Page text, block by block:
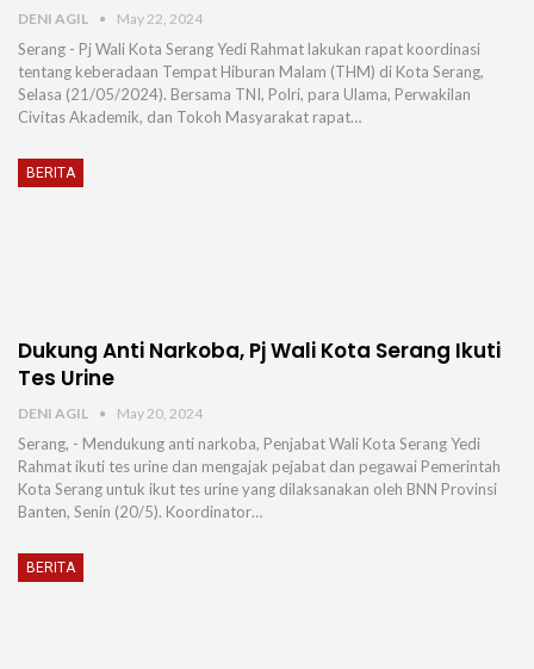
DENI AGIL May 22, 2024
Serang - Pj Wali Kota Serang Yedi Rahmat lakukan rapat koordinasi
tentang keberadaan Tempat Hiburan Malam (THM) di Kota Serang,
Selasa (21/05/2024). Bersama TNI, Polri, para Ulama, Perwakilan
Civitas Akademik, dan Tokoh Masyarakat rapat…
BERITA
Dukung Anti Narkoba, Pj Wali Kota Serang Ikuti
Tes Urine
DENI AGIL May 20, 2024
Serang, - Mendukung anti narkoba, Penjabat Wali Kota Serang Yedi
Rahmat ikuti tes urine dan mengajak pejabat dan pegawai Pemerintah
Kota Serang untuk ikut tes urine yang dilaksanakan oleh BNN Provinsi
Banten, Senin (20/5). Koordinator…
BERITA